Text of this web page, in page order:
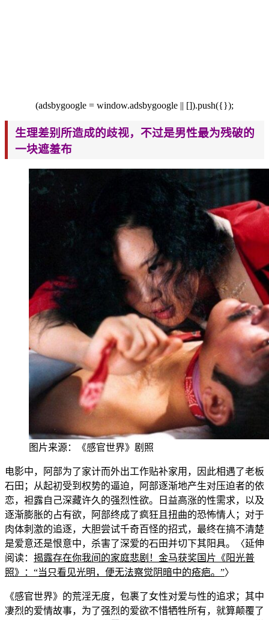
(adsbygoogle = window.adsbygoogle || []).push({});
生理差别所造成的歧视，不过是男性最为残破的
一块遮羞布
图片来源：《感官世界》剧照
电影中，阿部为了家计而外出工作贴补家用，因此相遇了老板
石田 ；从起初受到权势的逼迫，阿部逐渐地产生对压迫者的依
恋，袒露自己深藏许久的强烈性欲。日益高涨的性需求，以及
逐渐膨胀的占有欲，阿部终成了疯狂且扭曲的恐怖情人；对于
肉体刺激的追逐，大胆尝试千奇百怪的招式，最终在搞不清楚
是爱意还是恨意中，杀害了深爱的石田并切下其阳具。〈延伸
阅读： 揭露存在你我间的家庭悲剧！金马获奖国片《阳光普
照》：“当只看见光明 ，便无法察觉阴暗中的疮疤。”〉
《感官世界》的荒淫无度，包裹了女性对爱与性的追求；其中
凄烈的爱情故事，为了强烈的爱欲不惜牺牲所有， 就算颠覆了